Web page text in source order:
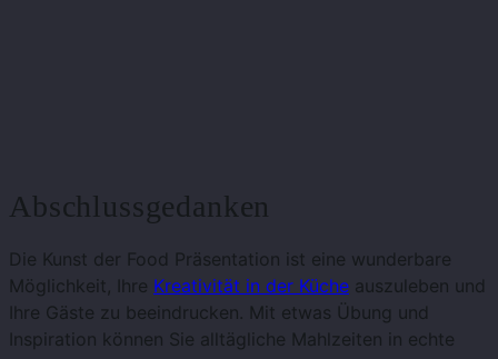
Abschlussgedanken
Die Kunst der Food Präsentation ist eine wunderbare
Möglichkeit, Ihre Kreativität in der Küche auszuleben und
Ihre Gäste zu beeindrucken. Mit etwas Übung und
Inspiration können Sie alltägliche Mahlzeiten in echte